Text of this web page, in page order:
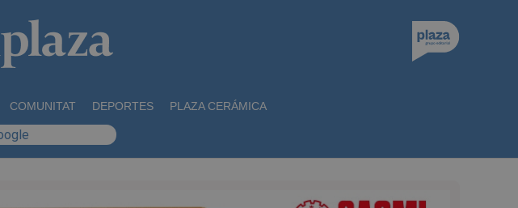
COMUNITAT DEPORTES PLAZA CERÁMICA